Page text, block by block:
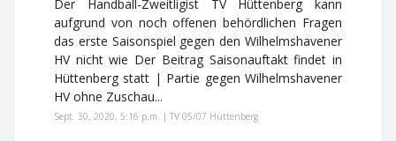
Der Handball-Zweitligist TV Hüttenberg kann
aufgrund von noch offenen behördlichen Fragen
das erste Saisonspiel gegen den Wilhelmshavener
HV nicht wie Der Beitrag Saisonauftakt findet in
Hüttenberg statt | Partie gegen Wilhelmshavener
HV ohne Zuschau...
Sept. 30, 2020, 5:16 p.m. | TV 05/07 Hüttenberg